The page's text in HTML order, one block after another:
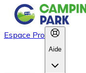
Espace Pro
Aide